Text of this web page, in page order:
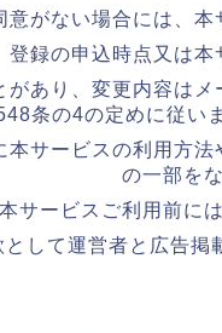
意がない場合には、
録の申込時点又は
あり、変更内容は
条の4の定めに従い
サービスの利用方
の一部を
本サービスご利用前に
して運営者と広告